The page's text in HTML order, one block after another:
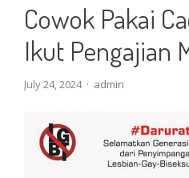
Cowok Pakai
Ikut Pengajian
July 24, 2024 Author
admin